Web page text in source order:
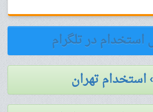
استخدام در تلگرام
› استخدام تهران